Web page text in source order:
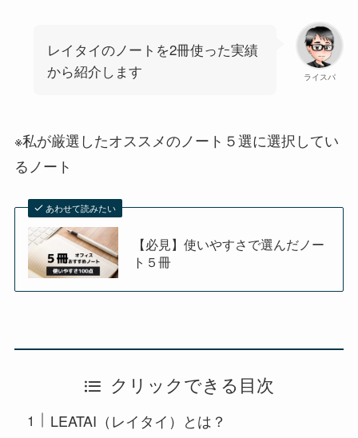
ライスパ
レイタイのノートを2冊使った実績
から紹介します
※私が厳選したオススメのノート５選に選択してい
るノート
あわせて読みたい
【必見】使いやすさで選んだノー
ト５冊
クリックできる目次
LEATAI（レイタイ）とは？